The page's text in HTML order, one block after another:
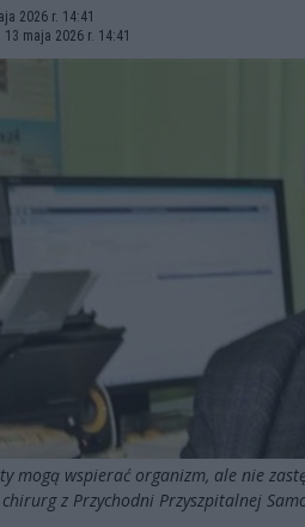
2026 r. 14:41
maja 2026 r. 14:41
mogą wspierać organizm, ale nie
z Przychodni Przyszpitalnej